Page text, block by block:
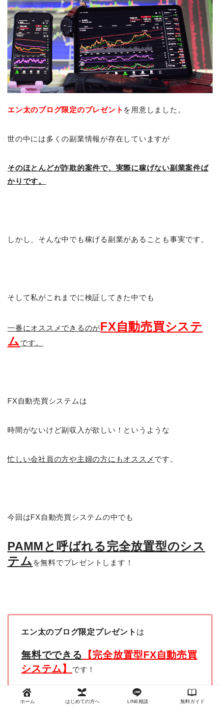
エン太のブログ限定のプレゼント を用意しました。
世の中には多くの副業情報が存在していますが
そのほとんどが詐欺的案件で、実際に稼げない副業案件ば
かりです。
しかし、そんな中でも稼げる副業があることも事実です。
そして私がこれまでに検証してきた中でも
一番にオススメできるのがFX自動売買システ
ム です。
FX自動売買システムは
時間がないけど副収入が欲しい！というような
忙しい会社員の方や主婦の方にもオススメ です。
今回はFX自動売買システムの中でも
PAMMと呼ばれる完全放置型のシス
テム を無料でプレゼントします！
エン太のブログ限定プレゼント は
無料でできる 【完全放置型FX自動売買
システム】
です！
※FXトレードをしたことがない初心者の方にも
オススメできます！
ホーム はじめての方へ LINE相談 無料ガイド